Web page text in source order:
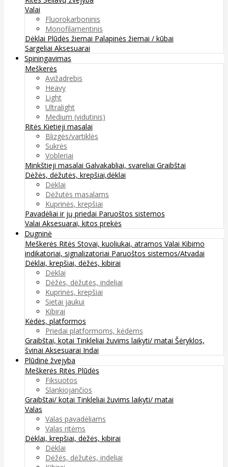
Valai
Fluorokarboninis
Monofilamentinis
Dėklai Plūdės žiemai Palapinės žiemai / kūbai
Sargeliai Aksesuarai
Spiningavimas
Meškerės
Avižadrebis
Heavy
Light
Ultralight
Medium (vidutinis)
Ritės Kietieji masalai
Blizgės/vartiklės
Sukrės
Vobleriai
Minkštieji masalai Galvakabliai, svareliai Graibštai
Dėžės, dėžutės, krepšiai,dėklai
Dėklai
Dėžutės masalams
Kuprinės, krepšiai
Pavadėliai ir jų priedai Paruoštos sistemos
Valai Aksesuarai, kitos prekės
Dugninė
Meškerės Ritės Stovai, kuoliukai, atramos Valai Kibimo
indikatoriai, signalizatoriai Paruoštos sistemos/Atvadai
Dėklai, krepšiai, dėžės, kibirai
Dėklai
Dėžės, dėžutės, indeliai
Kuprinės, krepšiai
Sietai jaukui
Kibirai
Kėdės, platformos
Priedai platformoms, kėdėms
Graibštai, kotai Tinkleliai žuvims laikyti/ matai Šėryklos,
švinai Aksesuarai Indai
Plūdinė žvejyba
Meškerės Ritės Plūdės
Fiksuotos
Slankiojančios
Graibštai/ kotai Tinkleliai žuvims laikyti/ matai
Valas
Valas pavadėliams
Valas ritėms
Dėklai, krepšiai, dėžės, kibirai
Dėklai
Dėžės, dėžutės, indeliai